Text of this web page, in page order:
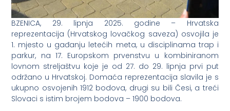
BZENICA, 29. lipnja 2025. godine – Hrvatska
reprezentacija (Hrvatskog lovačkog saveza) osvojila je
1. mjesto u gađanju letećih meta, u disciplinama trap i
parkur, na 17. Europskom prvenstvu u kombiniranom
lovnom streljaštvu koje je od 27. do 29. lipnja prvi put
održano u Hrvatskoj. Domaća reprezentacija slavila je s
ukupno osvojenih 1912 bodova, drugi su bili Česi, a treći
Slovaci s istim brojem bodova – 1900 bodova.